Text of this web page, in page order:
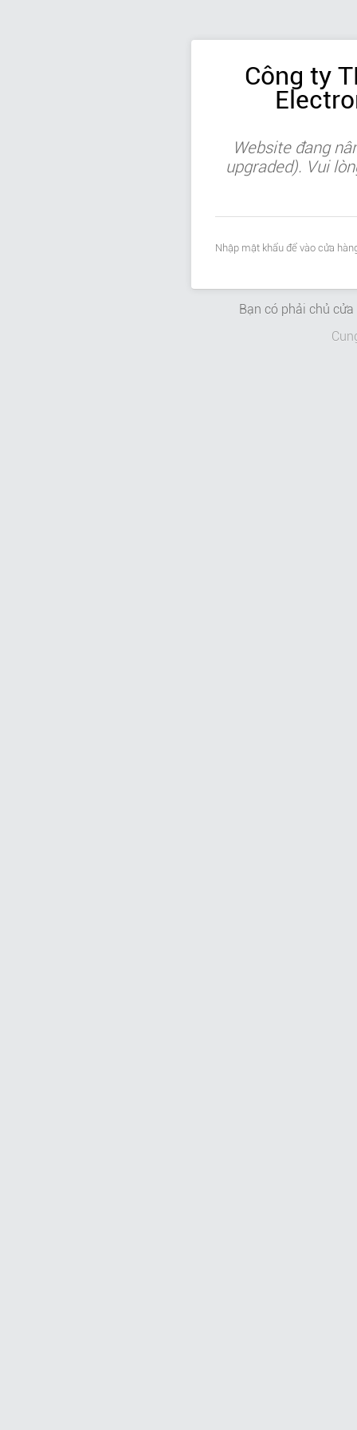
Công ty
Website đang
upgraded). Vui
Nhập mật khẩu để vào cửa
Bạn có phải chủ